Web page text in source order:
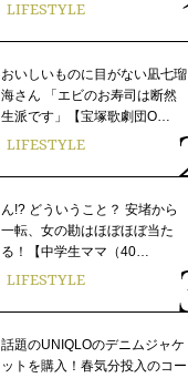
LIFESTYLE
おいしいものに目がない凪七瑠
海さん 「エビのお寿司は断然
生派です」【宝塚歌劇団O…
LIFESTYLE
ん!? どういうこと？ 安堵から
一転、女の勘はほぼほぼ当た
る！【中学生ママ（40…
LIFESTYLE
話題のUNIQLOのデニムジャケ
ットを購入！春気分投入のコー